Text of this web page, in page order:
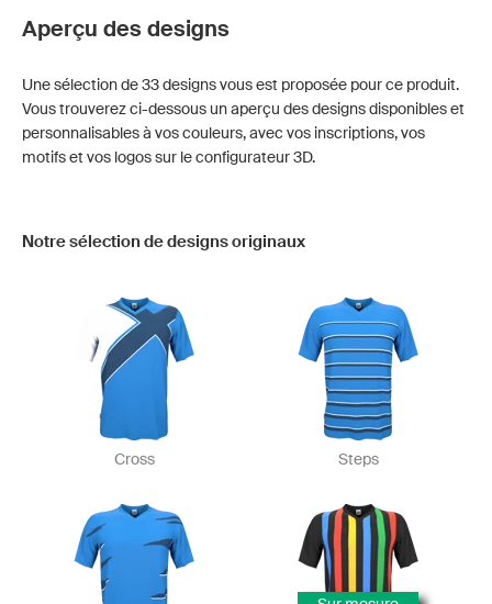
Aperçu des designs
Une sélection de 33 designs vous est proposée pour ce produit.
Vous trouverez ci-dessous un aperçu des designs disponibles et
personnalisables à vos couleurs, avec vos inscriptions, vos
motifs et vos logos sur le configurateur 3D.
Notre sélection de designs originaux
Cross Steps